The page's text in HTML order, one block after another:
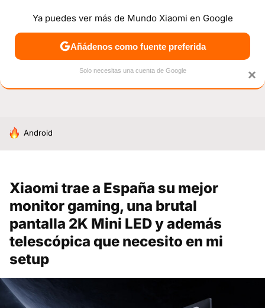
NOTICIAS MÓVILES TUTORIALES OFERTAS
HOY SE HABLA DE
Android
Xiaomi trae a España su mejor
monitor gaming, una brutal
pantalla 2K Mini LED y además
telescópica que necesito en mi
setup
×
Ya puedes ver más de Mundo Xiaomi en Google
Añádenos como fuente preferida
Solo necesitas una cuenta de Google